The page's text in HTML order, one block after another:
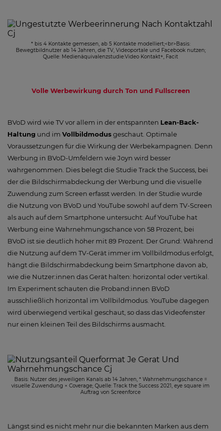
* bis 4 Kontakte gemessen, ab 5 Kontakte modelliert;<br>Basis:
Bewegtbildnutzer ab 14 Jahren, die TV, Videoportale und Facebook nutzen;
Quelle: Medienäquivalenzstudie:Video Kontakt+, Facit
Volle Werbewirkung durch Ton und Fullscreen
BVoD wird wie TV vor allem in der entspannten Lean-Back-
Haltung und im Vollbildmodusgeschaut. Optimale
Voraussetzungen für die Wirkung der Werbekampagnen. Denn
Werbung in BVoD-Umfeldern wie Joyn wird besser
wahrgenommen. Dies belegt die Studie Track the Success, bei
der die Bildschirmabdeckung der Werbung und die visuelle
Zuwendung zum Screen erfasst werden. In der Studie wurde
die Nutzung von BVoD und YouTube sowohl auf dem TV-Screen
als auch auf dem Smartphone untersucht: Auf YouTube hat
Werbung eine Wahrnehmungschance von 58 Prozent, bei
BVoD ist sie deutlich höher mit 89 Prozent. Der Grund: Während
die Nutzung auf dem TV-Gerät immer im Vollbildmodus erfolgt,
hängt die Bildschirmabdeckung beim Smartphone davon ab,
wie die Nutzer:innen das Gerät halten: horizontal oder vertikal.
Im Experiment schauten die Proband:innen BVoD
ausschließlich horizontal im Vollbildmodus. YouTube dagegen
wird überwiegend vertikal geschaut, so dass das Videofenster
nur einen kleinen Teil des Bildschirms ausmacht.
Basis: Nutzer des jeweiligen Kanals ab 14 Jahren, * Wahrnehmungschance =
visuelle Zuwendung × Coverage; Quelle: Track the Success 2021, eye square im
Auftrag von Screenforce
Längst sind es nicht mehr nur die bekannten Marken aus dem